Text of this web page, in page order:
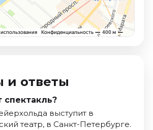
и ответы
спектакль?
выступит в
театр, в Санкт-Петербурге.